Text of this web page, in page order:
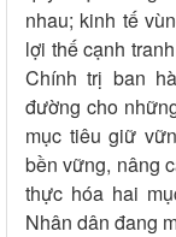
nhau; kinh tế
lợi thế cạnh
Chính trị ban
đường cho
mục tiêu giữ
bền vững, nâng
thực hóa hai
Nhân dân đang